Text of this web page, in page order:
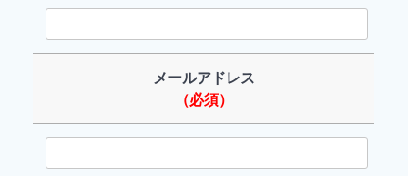
メールアドレス
（必須）